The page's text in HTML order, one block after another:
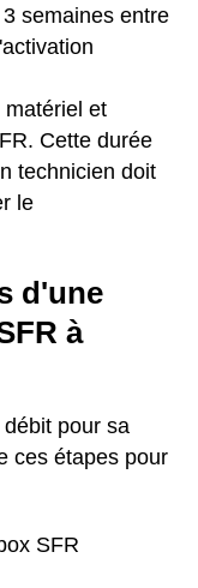
semaines entre
matériel et
Cette durée
technicien doit
le
d'une
à
pour sa
ces étapes pour
SFR